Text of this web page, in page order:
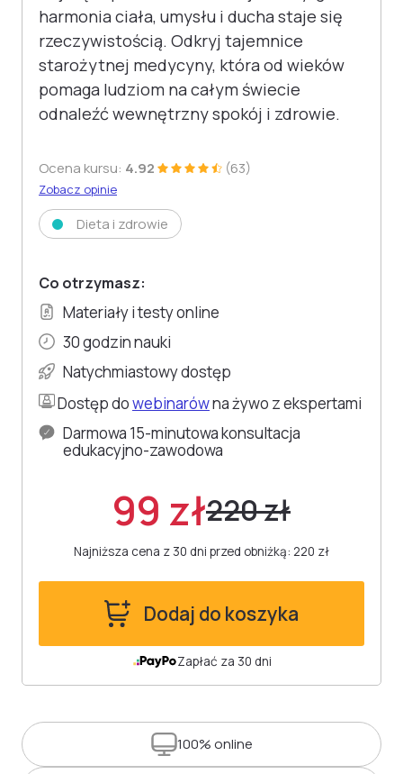
harmonia ciała, umysłu i ducha staje się
rzeczywistością. Odkryj tajemnice
starożytnej medycyny, która od wieków
pomaga ludziom na całym świecie
odnaleźć wewnętrzny spokój i zdrowie.
Ocena kursu: 4.92 (63)
Zobacz opinie
Dieta i zdrowie
Co otrzymasz:
Materiały i testy online
30 godzin nauki
Natychmiastowy dostęp
Dostęp dowebinarówna żywo z ekspertami
Darmowa 15-minutowa konsultacja
edukacyjno-zawodowa
99 zł220 zł
Najniższa cena z 30 dni przed obniżką: 220 zł
Dodaj do koszyka
Zapłać za 30 dni
100%online